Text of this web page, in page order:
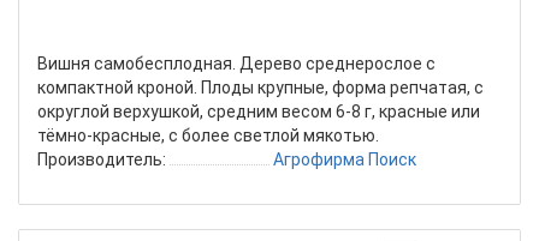
Вишня самобесплодная. Дерево среднерослое с
компактной кроной. Плоды крупные, форма репчатая, с
округлой верхушкой, средним весом 6-8 г, красные или
тёмно-красные, с более светлой мякотью.
Производитель:
Агрофирма Поиск